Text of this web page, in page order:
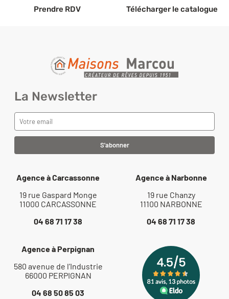
Prendre RDV Télécharger le catalogue
La Newsletter
Agence à Carcassonne
19 rue Gaspard Monge
11000 CARCASSONNE
04 68 71 17 38
Agence à Narbonne
19 rue Chanzy
11100 NARBONNE
04 68 71 17 38
Agence à Perpignan
580 avenue de l’Industrie
66000 PERPIGNAN
04 68 50 85 03